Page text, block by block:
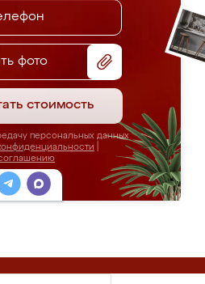
фото
стоимость
персональных данных